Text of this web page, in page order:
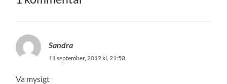
Sandra
11 september, 2012 kl. 21:50
Va mysigt